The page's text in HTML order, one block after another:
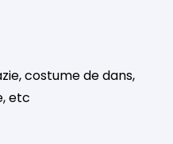
costume de dans,
etc